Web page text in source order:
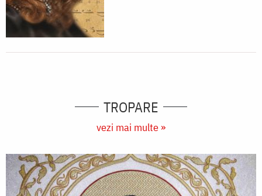
TROPARE
vezi mai multe »